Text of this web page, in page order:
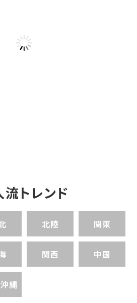
トレンド
北陸 関東
関西 中国
縄